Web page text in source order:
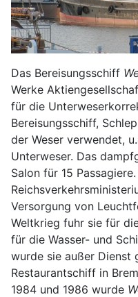
Das Bereisungsschiff
Werke
für die
Bereisungsschiff,
der Weser verwendet,
Unterweser. Das
Salon für 15
Versorgung von
Weltkrieg fuhr sie für
für die Wasser- und
wurde sie außer Dienst
Restaurantschiff in
1984 und 1986 wurde